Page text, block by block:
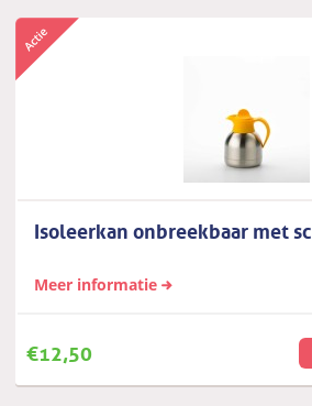
Isoleerkan onbreekbaar met
Meer informatie
€12,50